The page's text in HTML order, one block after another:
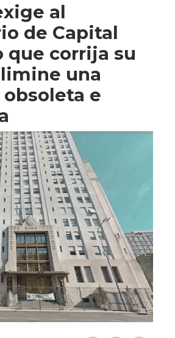
al
de Capital
que corrija su
una
e